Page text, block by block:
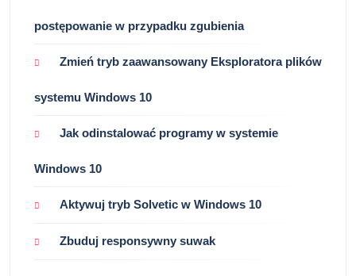
postępowanie w przypadku zgubienia
Zmień tryb zaawansowany Eksploratora plików
systemu Windows 10
Jak odinstalować programy w systemie
Windows 10
Aktywuj tryb Solvetic w Windows 10
Zbuduj responsywny suwak